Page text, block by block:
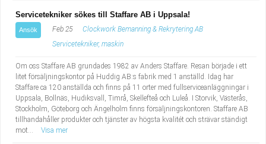
Servicetekniker sökes till Staffare AB i Uppsala!
Ansök Feb 25
Clockwork Bemanning & Rekrytering AB
Servicetekniker, maskin
Om oss Staffare AB grundades 1982 av Anders Staffare. Resan började i ett
litet försäljningskontor på Huddig AB:s fabrik med 1 anställd. Idag har
Staffare ca 120 anställda och finns på 11 orter med fullserviceanläggningar i
Uppsala, Bollnäs, Hudiksvall, Timrå, Skellefteå och Luleå. I Storvik, Västerås,
Stockholm, Göteborg och Ängelholm finns försäljningskontoren. Staffare AB
tillhandahåller produkter och tjänster av högsta kvalitét och strävar ständigt
mot...
Visa mer